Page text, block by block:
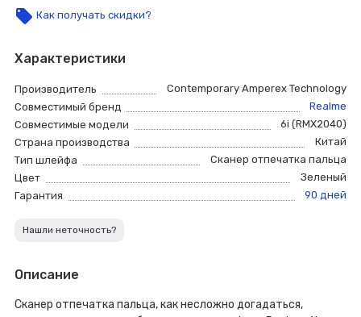
local_offer Как получать скидки?
Характеристики
Производитель
Contemporary Amperex Technology
Совместимый бренд
Realme
Совместимые модели
6i (RMX2040)
Страна производства
Китай
Тип шлейфа
Сканер отпечатка пальца
Цвет
Зеленый
Гарантия
90 дней
Нашли неточность?
Описание
Сканер отпечатка пальца, как несложно догадаться,